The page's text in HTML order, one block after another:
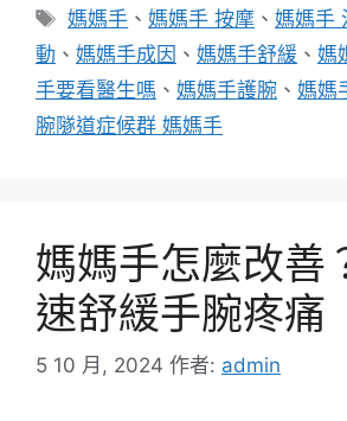
標
籤
媽媽手 、媽媽手 按摩 、媽媽手
動 、 媽媽手成因 、 媽媽手舒緩 、 媽
手要看醫生嗎 、 媽媽手護腕 、 媽媽
腕隧道症候群 媽媽手
媽媽手怎麼改善
速舒緩手腕疼痛
5 10 月, 2024 作者: admin